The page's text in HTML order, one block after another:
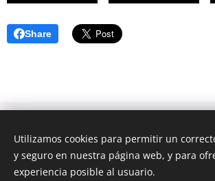
Share
Eliche Arte y
Calle Mira el Río Baja 5 Bis, Madrid,
Utilizamos cookies para permitir un
y seguro en nuestra página web, y para
experiencia posible al usuario.